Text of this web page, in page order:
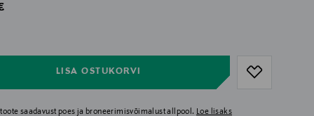
Price
LISA OSTUKORVI
saadavust poes ja broneerimisvõimalust allpool. Loe lisaks